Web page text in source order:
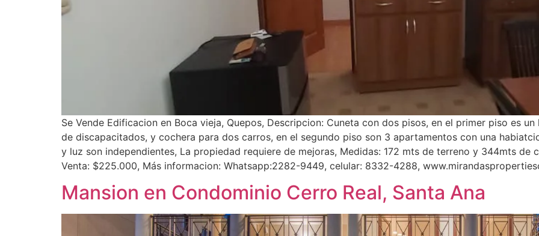
Se Vende Edificacion en Boca vieja, Quepos, Descripcion: Cuneta con dos pisos, en el primer piso es
de discapacitados, y cochera para dos carros, en el segundo piso son 3 apartamentos con una
y luz son independientes, La propiedad requiere de mejoras, Medidas: 172 mts de terreno y 344mts de
Venta: $225.000, Más informacion: Whatsapp:2282-9449, celular: 8332-4288,
Mansion en Condominio Cerro Real, Santa Ana